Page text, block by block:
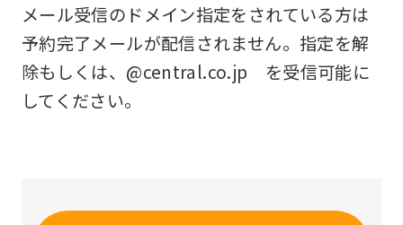
メール受信のドメイン指定をされている方は
予約完了メールが配信されません。指定を解
除もしくは、@central.co.jp を受信可能に
してください。
this
before
using